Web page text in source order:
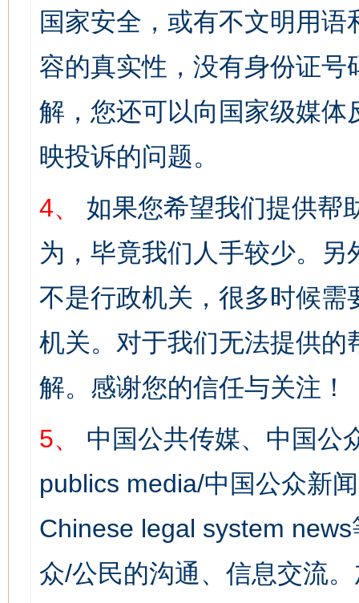
国家安全，或有不文明用
容的真实性，没有身份证
解，您还可以向国家级媒
映投诉的问题。
4、
如果您希望我们提供帮
为，毕竟我们人手较少。
不是行政机关，很多时候
机关。对于我们无法提供
解。感谢您的信任与关注！
5、
中国公共传媒、中国公
publics media/中国公众新
Chinese legal system
众/公民的沟通、信息交流